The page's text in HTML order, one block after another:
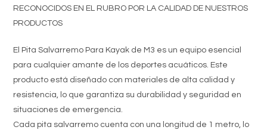
RECONOCIDOS EN EL RUBRO POR LA CALIDAD DE NUESTROS
PRODUCTOS
El Pita Salvarremo Para Kayak de M3 es un equipo esencial
para cualquier amante de los deportes acuáticos. Este
producto está diseñado con materiales de alta calidad y
resistencia, lo que garantiza su durabilidad y seguridad en
situaciones de emergencia.
Cada pita salvarremo cuenta con una longitud de 1 metro, lo